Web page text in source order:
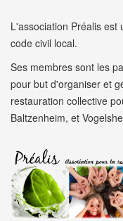
L'association Préalis est
code civil local.
Ses membres sont les
pour but d'organiser et
restauration collective
Baltzenheim, et